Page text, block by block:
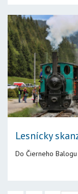
Lesnícky
Do Čierneho